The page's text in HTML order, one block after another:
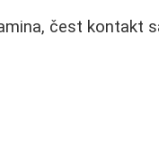
čest kontakt